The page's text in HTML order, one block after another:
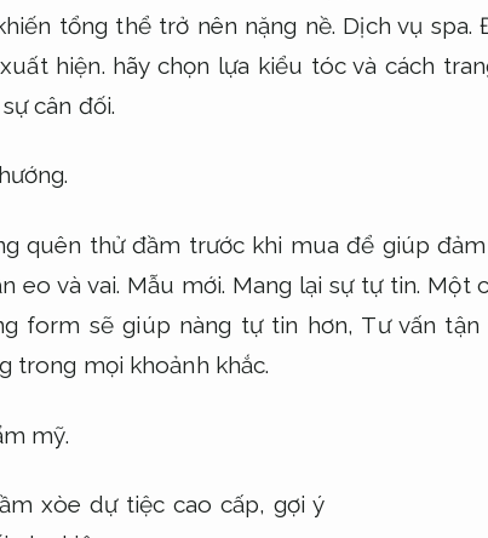
tổng thể trở nên nặng nề. Dịch vụ spa.
hiện. hãy chọn lựa kiểu tóc và cách
cân đối.
quên thử đầm trước khi mua để giúp đảm
eo và vai. Mẫu mới. Mang lại sự tự tin. Một
form sẽ giúp nàng tự tin hơn, Tư vấn tận
trong mọi khoảnh khắc.
mỹ.